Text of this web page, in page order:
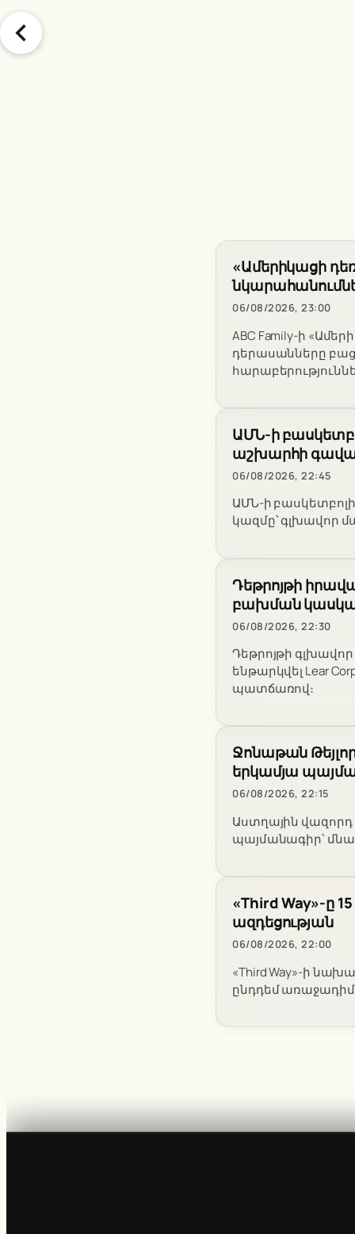
«Ամերիկացի
06/08/2026, 23:00
ABC Family-ի
դերասանները
ԱՄՆ-ի
աշխարհի
06/08/2026, 22:45
ԱՄՆ-ի
կազմը՝ գլխավոր
Դեթրոյթի
բախման
06/08/2026, 22:30
Դեթրոյթի
ենթարկվել Lear
պատճառով։
Ջոնաթան
երկամյա
06/08/2026, 22:15
Աստղային վազորդ
պայմանագիր՝
«Third Way»-ը
ազդեցության
06/08/2026, 22:00
«Third Way»-ի
ընդդեմ